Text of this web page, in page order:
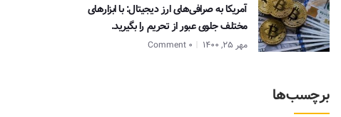
آمریکا به صرافی‌های ارز دیجیتال: با ابزارهای
مختلف جلوی عبور از تحریم را بگیرید.
مهر 25, 1400 0 Comment
برچسب‌ها